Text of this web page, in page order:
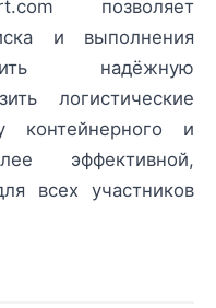
позволяет
и выполнения
надёжную
логистические
контейнерного и
эффективной,
всех участников